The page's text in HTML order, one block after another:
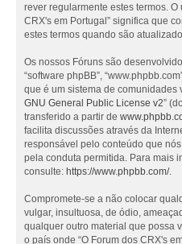
rever regularmente estes termos.
CRX's em Portugal” significa que
estes termos quando são
Os nossos Fóruns são
“software phpBB”,
que é um sistema de comunidades
GNU General Public License v2”
transferido a partir de
facilita discussões através da
responsável pelo conteúdo que
pela conduta permitida. Para mais
consulte: https://www.phpbb.com/.
Compromete-se a não colocar
vulgar, insultuosa, de ódio,
qualquer outro material que possa
o país onde “O Forum dos CRX's